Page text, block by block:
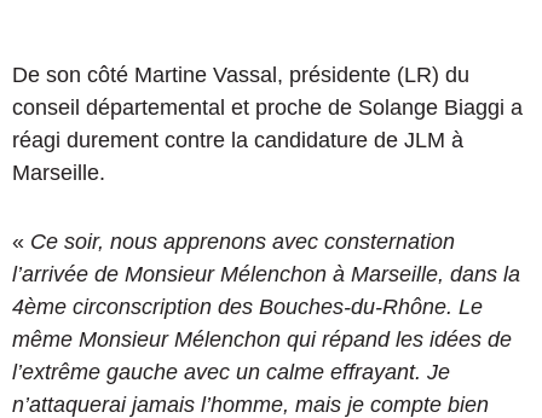
De son côté Martine Vassal, présidente (LR) du
conseil départemental et proche de Solange Biaggi a
réagi durement contre la candidature de JLM à
Marseille.
« Ce soir, nous apprenons avec consternation
l’arrivée de Monsieur Mélenchon à Marseille, dans la
4ème circonscription des Bouches-du-Rhône. Le
même Monsieur Mélenchon qui répand les idées de
l’extrême gauche avec un calme effrayant. Je
n’attaquerai jamais l’homme, mais je compte bien